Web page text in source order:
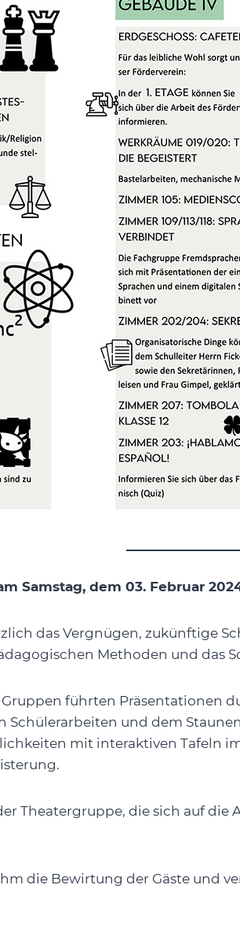
Samstag, dem 03. Februar
das Vergnügen, zukünftige
Methoden und das
führten Präsentationen
und dem
mit interaktiven Tafeln
Theatergruppe, die sich auf die
die Bewirtung der Gäste und